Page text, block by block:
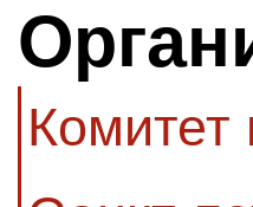
Комитет